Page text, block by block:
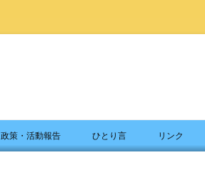
ン
ン
政策・活動報告 ひとり言 リンク